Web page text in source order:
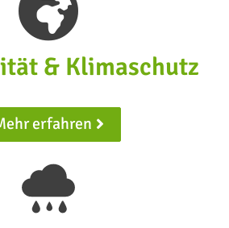
& Klimaschutz
erfahren